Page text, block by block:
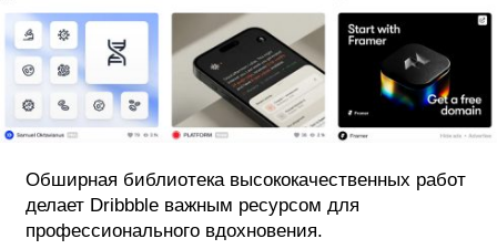
Обширная библиотека высококачественных работ
делает Dribbble важным ресурсом для
профессионального вдохновения.